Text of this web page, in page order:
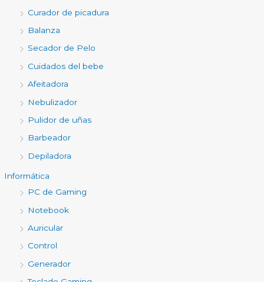
Curador de picadura
Balanza
Secador de Pelo
Cuidados del bebe
Afeitadora
Nebulizador
Pulidor de uñas
Barbeador
Depiladora
Informática
PC de Gaming
Notebook
Auricular
Control
Generador